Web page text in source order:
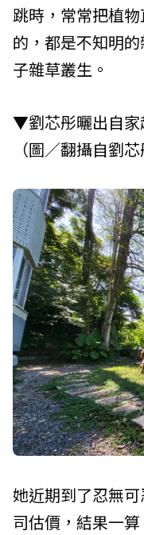
跳時，常常把植
的，都是不知明
子雜草叢生。
▼劉芯彤曬出自家
（圖／翻攝自劉芯
她近期到了忍無
司估價，結果一